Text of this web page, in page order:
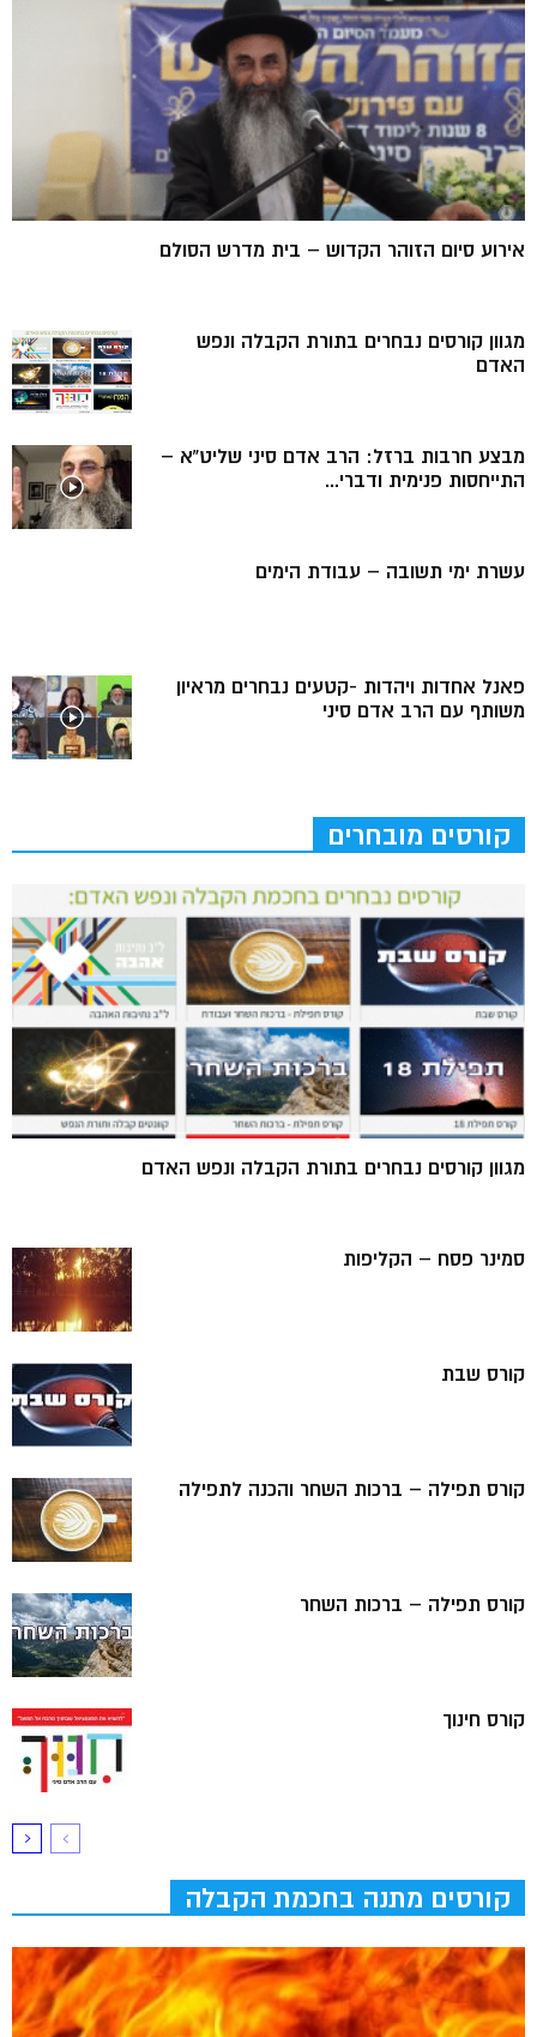
אירוע סיום הזוהר הקדוש – בית מדרש הסולם
מגוון קורסים נבחרים בתורת הקבלה ונפש
האדם
מבצע חרבות ברזל: הרב אדם סיני שליט”א –
התייחסות פנימית ודברי...
עשרת ימי תשובה – עבודת הימים
פאנל אחדות ויהדות -קטעים נבחרים מראיון
משותף עם הרב אדם סיני
קורסים מובחרים
מגוון קורסים נבחרים בתורת הקבלה ונפש האדם
סמינר פסח – הקליפות
קורס שבת
קורס תפילה – ברכות השחר והכנה לתפילה
קורס תפילה – ברכות השחר
קורס חינוך
קורסים מתנה בחכמת הקבלה